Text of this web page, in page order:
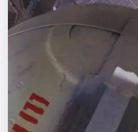
Артисты
Рейтинги